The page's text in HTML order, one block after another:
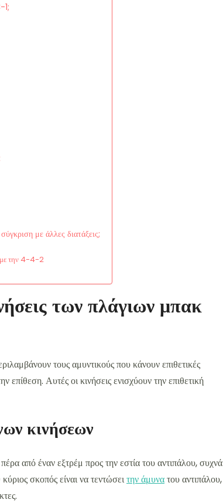
1;
με άλλες διατάξεις;
με την 4-4-2
των πλάγιων μπακ
τους αμυντικούς που κάνουν επιθετικές
Αυτές οι κινήσεις ενισχύουν την επιθετική
κινήσεων
από έναν εξτρέμ προς την εστία του αντιπάλου, συχνά
σκοπός είναι να τεντώσειτην άμυνατου αντιπάλου,